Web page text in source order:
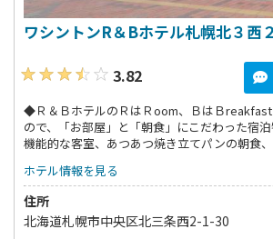
ワシントンR＆Bホテル札幌北３西
3.82
◆Ｒ＆ＢホテルのＲはＲoom、ＢはＢreakfast
ので、「お部屋」と「朝食」にこだわった宿
機能的な客室、あつあつ焼き立てパンの朝食
ホテル情報を見る
住所
北海道札幌市中央区北三条西2-1-30